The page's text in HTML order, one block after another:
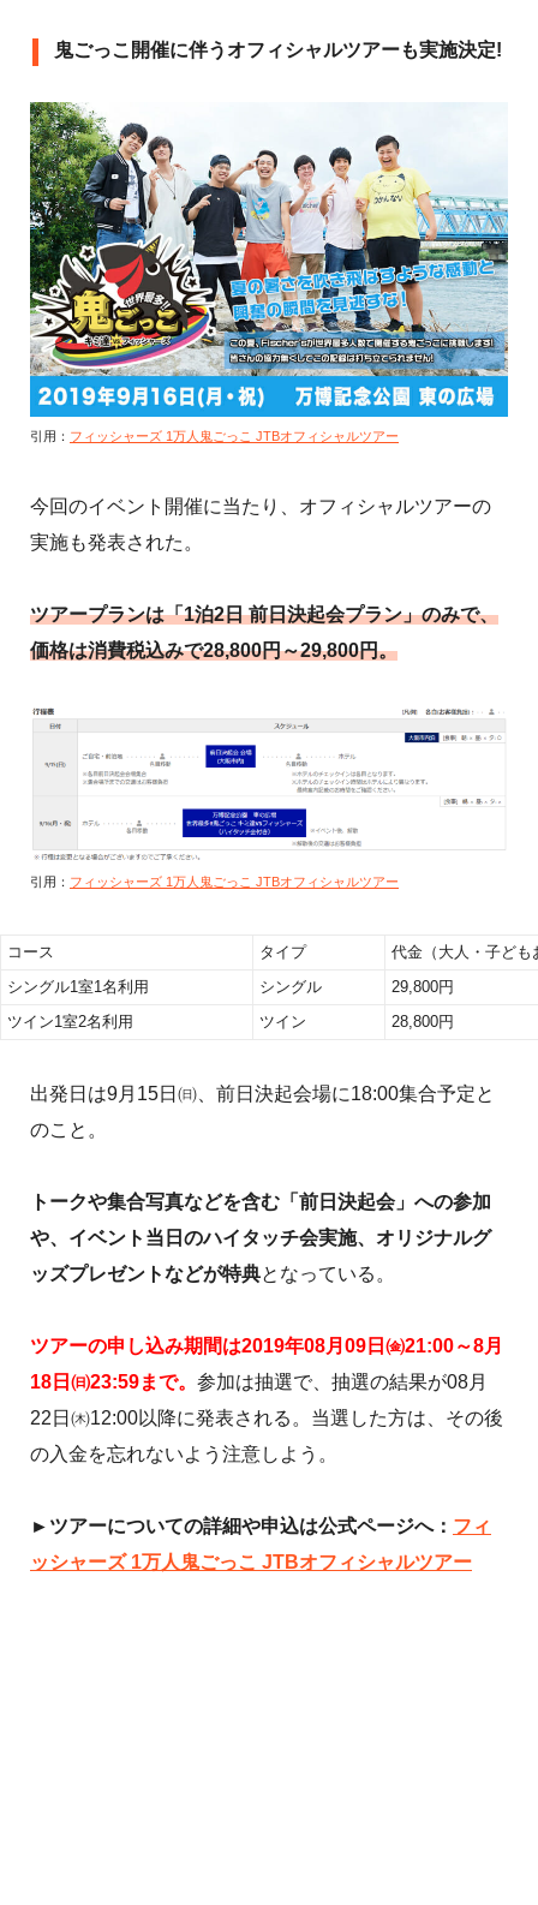
鬼ごっこ開催に伴うオフィシャルツアーも実施決定!
引用： フィッシャーズ 1万人鬼ごっこ JTBオフィシャルツアー
今回のイベント開催に当たり、オフィシャルツアーの
実施も発表された。
ツアープランは「1泊2日 前日決起会プラン」のみで、
価格は消費税込みで28,800円～29,800円。
引用： フィッシャーズ 1万人鬼ごっこ JTBオフィシャルツアー
コース タイプ
代金（大人・子ども
シングル1室1名利用
シングル
29,800円
ツイン1室2名利用
ツイン 28,800円
出発日は9月15日㈰、前日決起会場に18:00集合予定と
のこと。
トークや集合写真などを含む「前日決起会」への参加
や、イベント当日のハイタッチ会実施、オリジナルグ
ッズプレゼントなどが特典となっている。
ツアーの申し込み期間は2019年08月09日㈮21:00～8月
18日㈰23:59まで。 参加は抽選で、抽選の結果が08月
22日㈭12:00以降に発表される。当選した方は、その後
の入金を忘れないよう注意しよう。
►ツアーについての詳細や申込は公式ページへ： フィ
ッシャーズ 1万人鬼ごっこ JTBオフィシャルツアー